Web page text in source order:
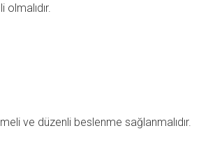
ve düzenli beslenme sağlanmalıdır.